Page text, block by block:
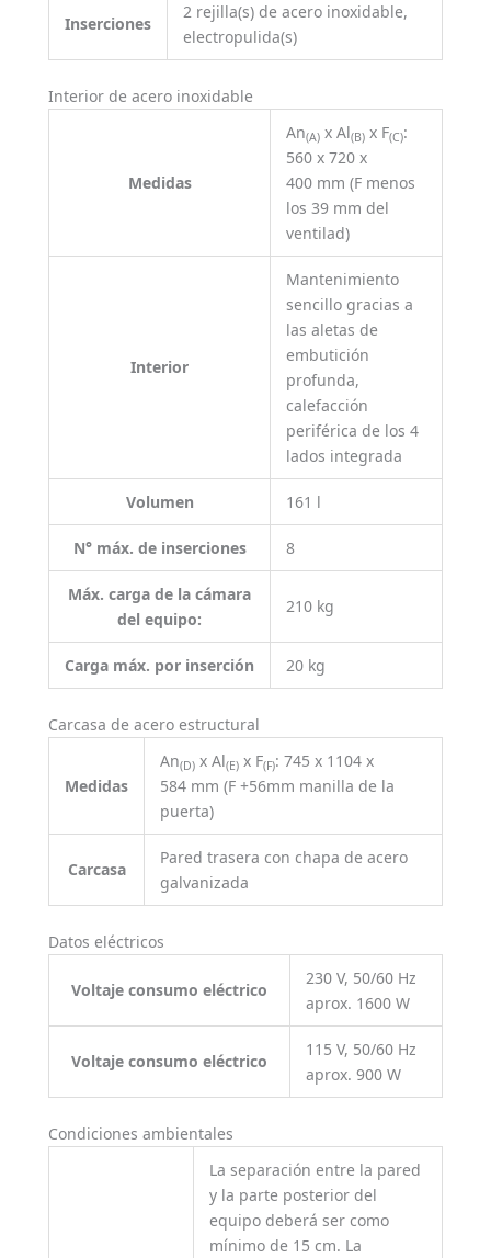
Inserciones
2 rejilla(s) de acero inoxidable,
electropulida(s)
Interior de acero inoxidable
Medidas
An(A) x Al(B) x F(C):
560 x 720 x
400 mm (F menos
los 39 mm del
ventilad)
Interior
Mantenimiento
sencillo gracias a
las aletas de
embutición
profunda,
calefacción
periférica de los 4
lados integrada
Volumen 161 l
N° máx. de inserciones 8
Máx. carga de la cámara
del equipo:
210 kg
Carga máx. por inserción 20 kg
Carcasa de acero estructural
Medidas
An(D) x Al(E) x F(F): 745 x 1104 x
584 mm (F +56mm manilla de la
puerta)
Carcasa
Pared trasera con chapa de acero
galvanizada
Datos eléctricos
Voltaje consumo eléctrico
230 V, 50/60 Hz
aprox. 1600 W
Voltaje consumo eléctrico
115 V, 50/60 Hz
aprox. 900 W
Condiciones ambientales
La separación entre la pared
y la parte posterior del
equipo deberá ser como
mínimo de 15 cm. La